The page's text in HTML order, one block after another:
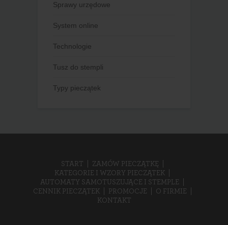
Sprawy urzędowe
System online
Technologie
Tusz do stempli
Typy pieczątek
START
ZAMÓW PIECZĄTKĘ
KATEGORIE I WZORY PIECZĄTEK
AUTOMATY SAMOTUSZUJĄCE I STEMPLE
CENNIK PIECZĄTEK
PROMOCJE
O FIRMIE
KONTAKT